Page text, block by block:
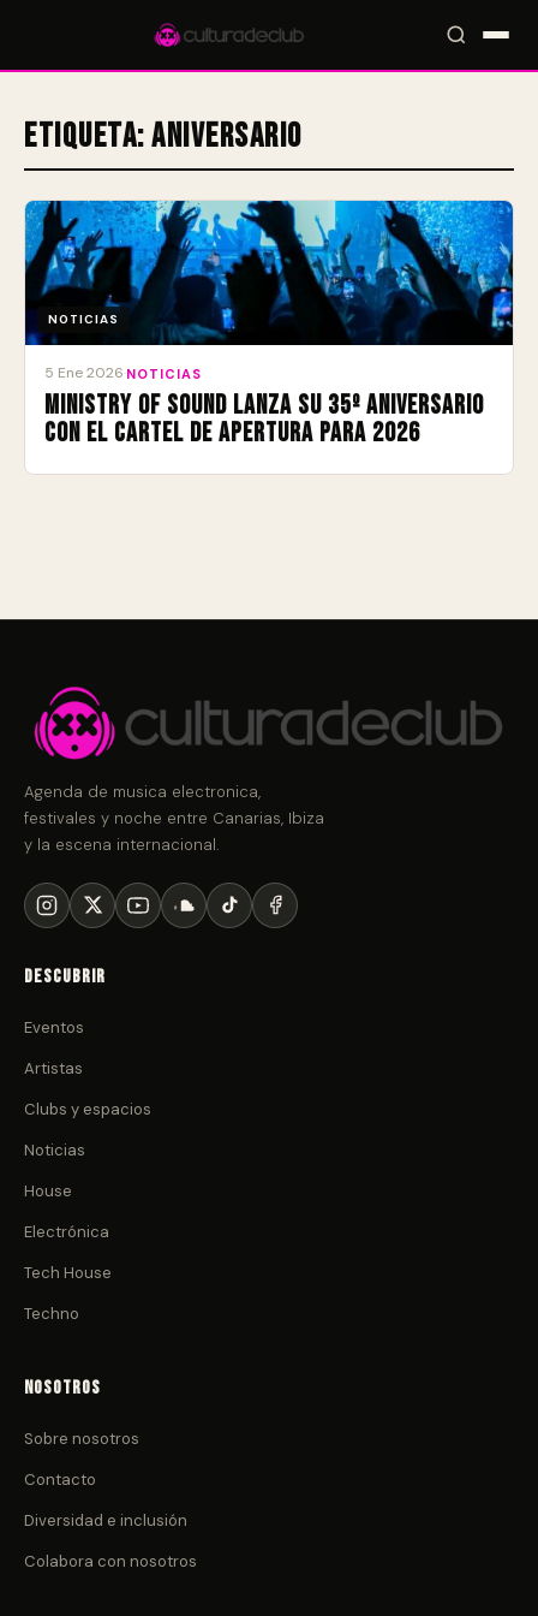
Accesos rápidos:🎪 Eventos🎤 Artistas📍 Locales📰 Radar
Etiqueta:aniversario
NOTICIAS
5 Ene 2026 NOTICIAS
Ministry of Sound lanza su 35º aniversario
con el cartel de apertura para 2026
Agenda de musica electronica,
festivales y noche entre Canarias, Ibiza
y la escena internacional.
Descubrir
Eventos
Artistas
Clubs y espacios
Noticias
House
Electrónica
Tech House
Techno
Nosotros
Sobre nosotros
Contacto
Diversidad e inclusión
Colabora con nosotros